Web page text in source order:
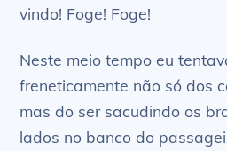
vindo! Foge! Foge!
Neste meio tempo eu
freneticamente não só dos
mas do ser sacudindo os
lados no banco do